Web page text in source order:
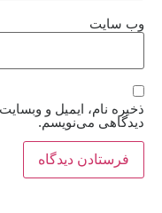
وب‌ سایت
ذخیره نام، ایمیل و
دیدگاهی می‌نویسم.